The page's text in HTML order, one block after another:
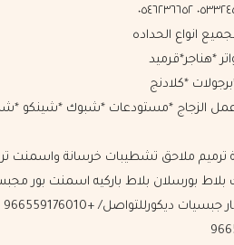
انواع الحداده
*هناجر*قرميد
*كلادنج
الزجاج *مستودعات *شبوك *شينكو
ترميم ملاحق تشطيبات خرسانة واسمنت
بلاط بورسلان بلاط باركيه اسمنت بور
جبس مستعار جبسيات ديكورللتواصل/ +966559176010